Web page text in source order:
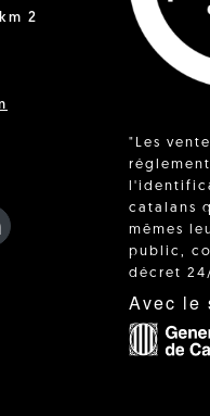
2
FA LINKEDIN IN
"Les
catalans
mêmes
public,
décret
Avec le